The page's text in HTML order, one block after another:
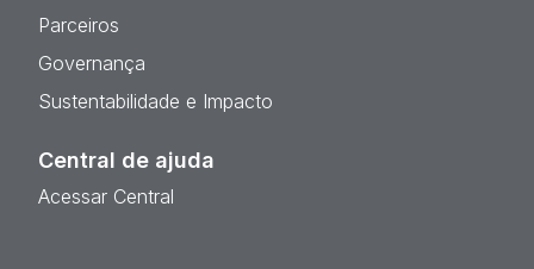
Parceiros
Governança
Sustentabilidade e Impacto
Central de ajuda
Acessar Central